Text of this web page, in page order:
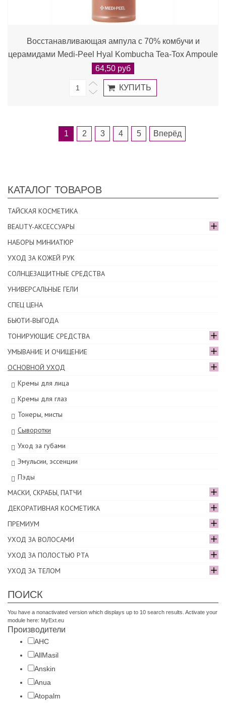
Восстанавливающая ампула с 70% комбучи и
церамидами Medi-Peel Hyal Kombucha Tea-Tox Ampoule
64,50 руб
1 2 3 4 5 Вперёд
КАТАЛОГ ТОВАРОВ
ТАЙСКАЯ КОСМЕТИКА
BEAUTY-АКСЕССУАРЫ
НАБОРЫ МИНИАТЮР
УХОД ЗА КОЖЕЙ РУК
СОЛНЦЕЗАЩИТНЫЕ СРЕДСТВА
УНИВЕРСАЛЬНЫЕ ГЕЛИ
СПЕЦ ЦЕНА
БЬЮТИ-ВЫГОДА
ТОНИРУЮЩИЕ СРЕДСТВА
УМЫВАНИЕ И ОЧИЩЕНИЕ
ОСНОВНОЙ УХОД
Кремы для лица
Кремы для глаз
Тонеры, мисты
Сыворотки
Уход за губами
Эмульсии, эссенции
Пэды
МАСКИ, СКРАБЫ, ПАТЧИ
ДЕКОРАТИВНАЯ КОСМЕТИКА
ПРЕМИУМ
УХОД ЗА ВОЛОСАМИ
УХОД ЗА ПОЛОСТЬЮ РТА
УХОД ЗА ТЕЛОМ
ПОИСК
You have a nonactivated version which displays up to 10 search results. Activate your
module here: MyExt.eu
Производители
AHC
AllMasil
Anskin
Anua
Atopalm